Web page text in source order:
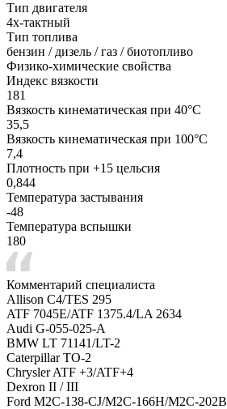
Тип двигателя
4х-тактный
Тип топлива
бензин / дизель / газ / биотопливо
Физико-химические свойства
Индекс вязкости
181
Вязкость кинематическая при 40°С
35,5
Вязкость кинематическая при 100°С
7,4
Плотность при +15 цельсия
0,844
Температура застывания
-48
Температура вспышки
180
Комментарий специалиста
Allison C4/TES 295
ATF 7045E/ATF 1375.4/LA 2634
Audi G-055-025-A
BMW LT 71141/LT-2
Caterpillar TO-2
Chrysler ATF +3/ATF+4
Dexron II / III
Ford M2C-138-CJ/M2C-166H/M2C-202B